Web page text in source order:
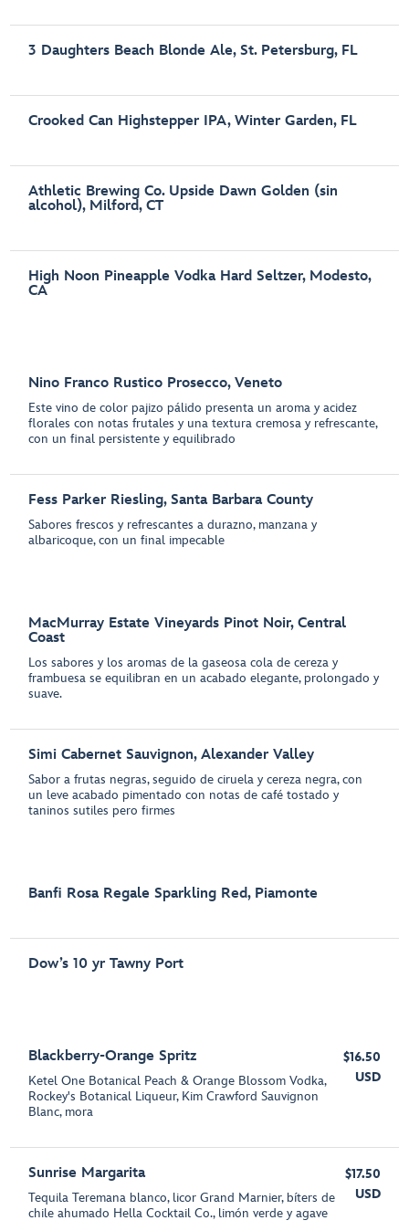
3 Daughters Beach Blonde Ale, St. Petersburg, FL
Crooked Can Highstepper IPA, Winter Garden, FL
Athletic Brewing Co. Upside Dawn Golden (sin
alcohol), Milford, CT
High Noon Pineapple Vodka Hard Seltzer, Modesto,
CA
Nino Franco Rustico Prosecco, Veneto
Este vino de color pajizo pálido presenta un aroma y acidez
florales con notas frutales y una textura cremosa y refrescante,
con un final persistente y equilibrado
Fess Parker Riesling, Santa Barbara County
Sabores frescos y refrescantes a durazno, manzana y
albaricoque, con un final impecable
MacMurray Estate Vineyards Pinot Noir, Central
Coast
Los sabores y los aromas de la gaseosa cola de cereza y
frambuesa se equilibran en un acabado elegante, prolongado y
suave.
Simi Cabernet Sauvignon, Alexander Valley
Sabor a frutas negras, seguido de ciruela y cereza negra, con
un leve acabado pimentado con notas de café tostado y
taninos sutiles pero firmes
Banfi Rosa Regale Sparkling Red, Piamonte
Dow’s 10 yr Tawny Port
Blackberry-Orange Spritz
Ketel One Botanical Peach & Orange Blossom Vodka,
Rockey's Botanical Liqueur, Kim Crawford Sauvignon
Blanc, mora
$16.50
USD
Sunrise Margarita
Tequila Teremana blanco, licor Grand Marnier, bíters de
chile ahumado Hella Cocktail Co., limón verde y agave
$17.50
USD